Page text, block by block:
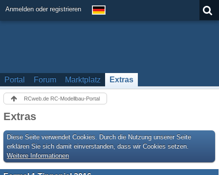
Anmelden oder registrieren
Portal Forum Marktplatz Extras
RCweb.de RC-Modellbau-Portal
Extras
Diese Seite verwendet Cookies. Durch die Nutzung unserer Seite
erklären Sie sich damit einverstanden, dass wir Cookies setzen.
Weitere Informationen